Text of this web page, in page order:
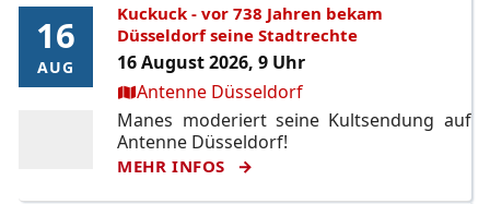
16
AUG
16
AUG
Kuckuck - vor 738 Jahren bekam
Düsseldorf seine Stadtrechte
16 August 2026, 9 Uhr
Ort:Antenne Düsseldorf
Manes moderiert seine Kultsendung auf
Antenne Düsseldorf!
MEHR INFOS